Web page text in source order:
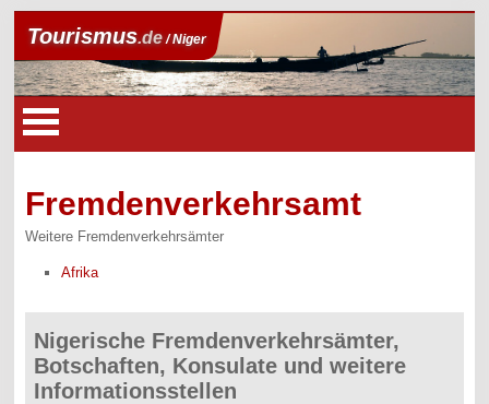
Tourismus.de/ Niger
Fremdenverkehrsamt
Weitere Fremdenverkehrsämter
Afrika
Nigerische Fremdenverkehrsämter,
Botschaften, Konsulate und weitere
Informationsstellen